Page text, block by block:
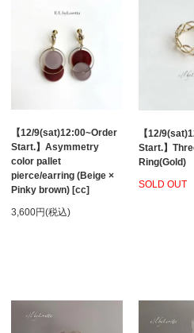
【12/9(sat)12:00~Order
Start.】Asymmetry
color pallet
pierce/earring (Beige ×
Pinky brown) [cc]
3,600円(税込)
【12/
Start.】
Ring(Gold)
SOLD OUT